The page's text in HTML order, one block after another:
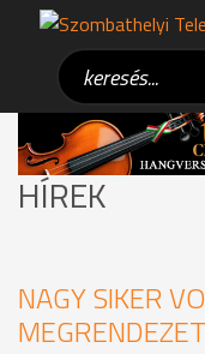
HÍREK
NAGY SIKER